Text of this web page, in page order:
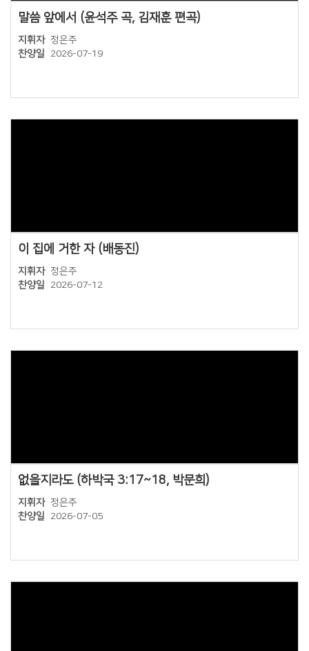
말씀 앞에서 (윤석주 곡, 김재훈 편곡)
지휘자 정은주
찬양일
2026-07-19
이 집에 거한 자 (배동진)
지휘자 정은주
찬양일
2026-07-12
없을지라도 (하박국 3:17~18, 박문희)
지휘자 정은주
찬양일
2026-07-05